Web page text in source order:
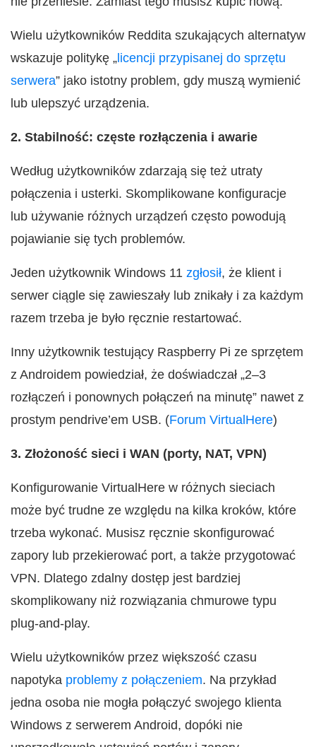
Wielu użytkowników Reddita szukających alternatyw
wskazuje politykę „ licencji przypisanej do sprzętu
serwera” jako istotny problem, gdy muszą wymienić
lub ulepszyć urządzenia.
2. Stabilność: częste rozłączenia i awarie
Według użytkowników zdarzają się też utraty
połączenia i usterki. Skomplikowane konfiguracje
lub używanie różnych urządzeń często powodują
pojawianie się tych problemów.
Jeden użytkownik Windows 11 zgłosił, że klient i
serwer ciągle się zawieszały lub znikały i za każdym
razem trzeba je było ręcznie restartować.
Inny użytkownik testujący Raspberry Pi ze sprzętem
z Androidem powiedział, że doświadczał „2–3
rozłączeń i ponownych połączeń na minutę” nawet z
prostym pendrive’em USB. (Forum VirtualHere)
3. Złożoność sieci i WAN (porty, NAT, VPN)
Konfigurowanie VirtualHere w różnych sieciach
może być trudne ze względu na kilka kroków, które
trzeba wykonać. Musisz ręcznie skonfigurować
zapory lub przekierować port, a także przygotować
VPN. Dlatego zdalny dostęp jest bardziej
skomplikowany niż rozwiązania chmurowe typu
plug-and-play.
Wielu użytkowników przez większość czasu
napotyka problemy z połączeniem. Na przykład
jedna osoba nie mogła połączyć swojego klienta
Windows z serwerem Android, dopóki nie